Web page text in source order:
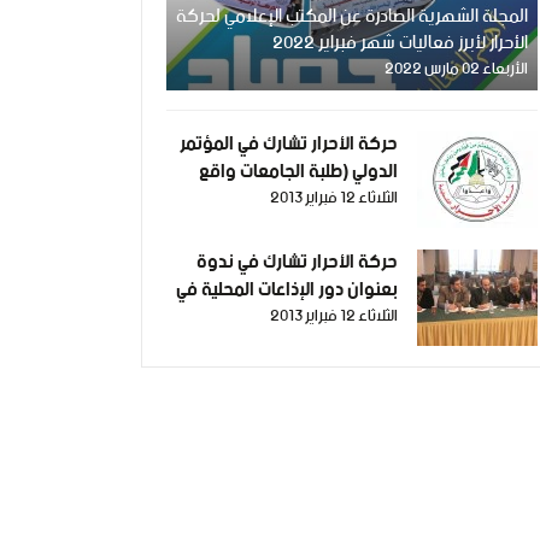
المجلة الشهرية الصادرة عن المكتب الإعلامي لحركة
الأحرار لأبرز فعاليات شهر فبراير 2022
الأربعاء 02 مارس 2022
حركة الأحرار تشارك في المؤتمر
الدولي (طلبة الجامعات واقع
آمـال)
الثلاثاء 12 فبراير 2013
حركة الأحرار تشارك في ندوة
بعنوان دور الإذاعات المحلية في
حماية الجبهة الداخلية
الثلاثاء 12 فبراير 2013